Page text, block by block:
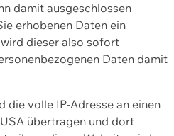
damit ausgeschlossen
erhobenen Daten ein
dieser also sofort
Daten damit
die volle IP-Adresse an einen
übertragen und dort